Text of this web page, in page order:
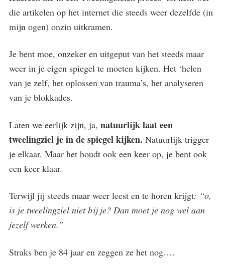
die artikelen op het internet die steeds weer dezelfde (in
mijn ogen) onzin uitkramen.
Je bent moe, onzeker en uitgeput van het steeds maar
weer in je eigen spiegel te moeten kijken. Het ‘helen
van je zelf, het oplossen van trauma’s, het analyseren
van je blokkades.
Laten we eerlijk zijn, ja, natuurlijk laat een
tweelingziel je in de spiegel kijken. Natuurlijk trigger
je elkaar. Maar het houdt ook een keer op, je bent ook
een keer klaar.
Terwijl jij steeds maar weer leest en te horen krijgt: “o,
is je tweelingziel niet bij je? Dan moet je nog wel aan
jezelf werken.”
Straks ben je 84 jaar en zeggen ze het nog….